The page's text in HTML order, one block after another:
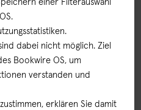
Passwort vergessen?
einer Filterauswahl
dabei nicht möglich. Ziel
Bookwire OS, um
verstanden und
erklären Sie damit